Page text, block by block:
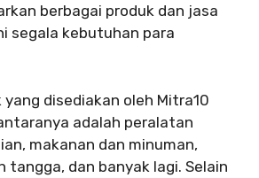
berbagai produk dan jasa
segala kebutuhan para
disediakan oleh Mitra10
adalah peralatan
makanan dan minuman,
tangga, dan banyak lagi. Selain